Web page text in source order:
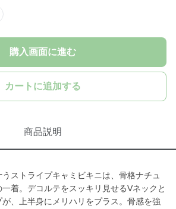
購入画面に進む
カートに追加する
商品説明
ストライプキャミビキニは、骨格ナチュ
着。デコルテをスッキリ見せるVネックと
、上半身にメリハリをプラス。骨感を強